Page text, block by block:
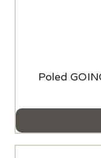
Poled